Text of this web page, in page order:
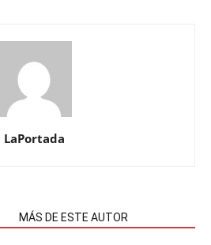
LaPortada
MÁS DE ESTE AUTOR